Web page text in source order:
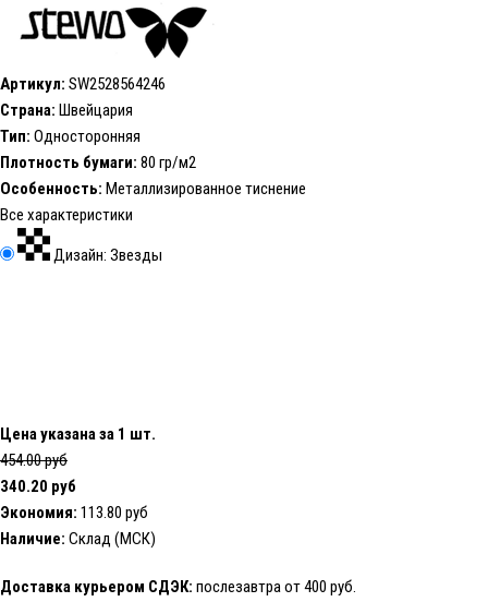
Артикул: SW2528564246
Страна: Швейцария
Тип: Односторонняя
Плотность бумаги: 80 гр/м2
Особенность: Металлизированное тиснение
Все характеристики
Дизайн: Звезды
Цена указана за 1 шт.
454.00 руб
340.20 руб
Экономия: 113.80 руб
Наличие: Склад (МСК)
Доставка курьером СДЭК: послезавтра от 400 руб.